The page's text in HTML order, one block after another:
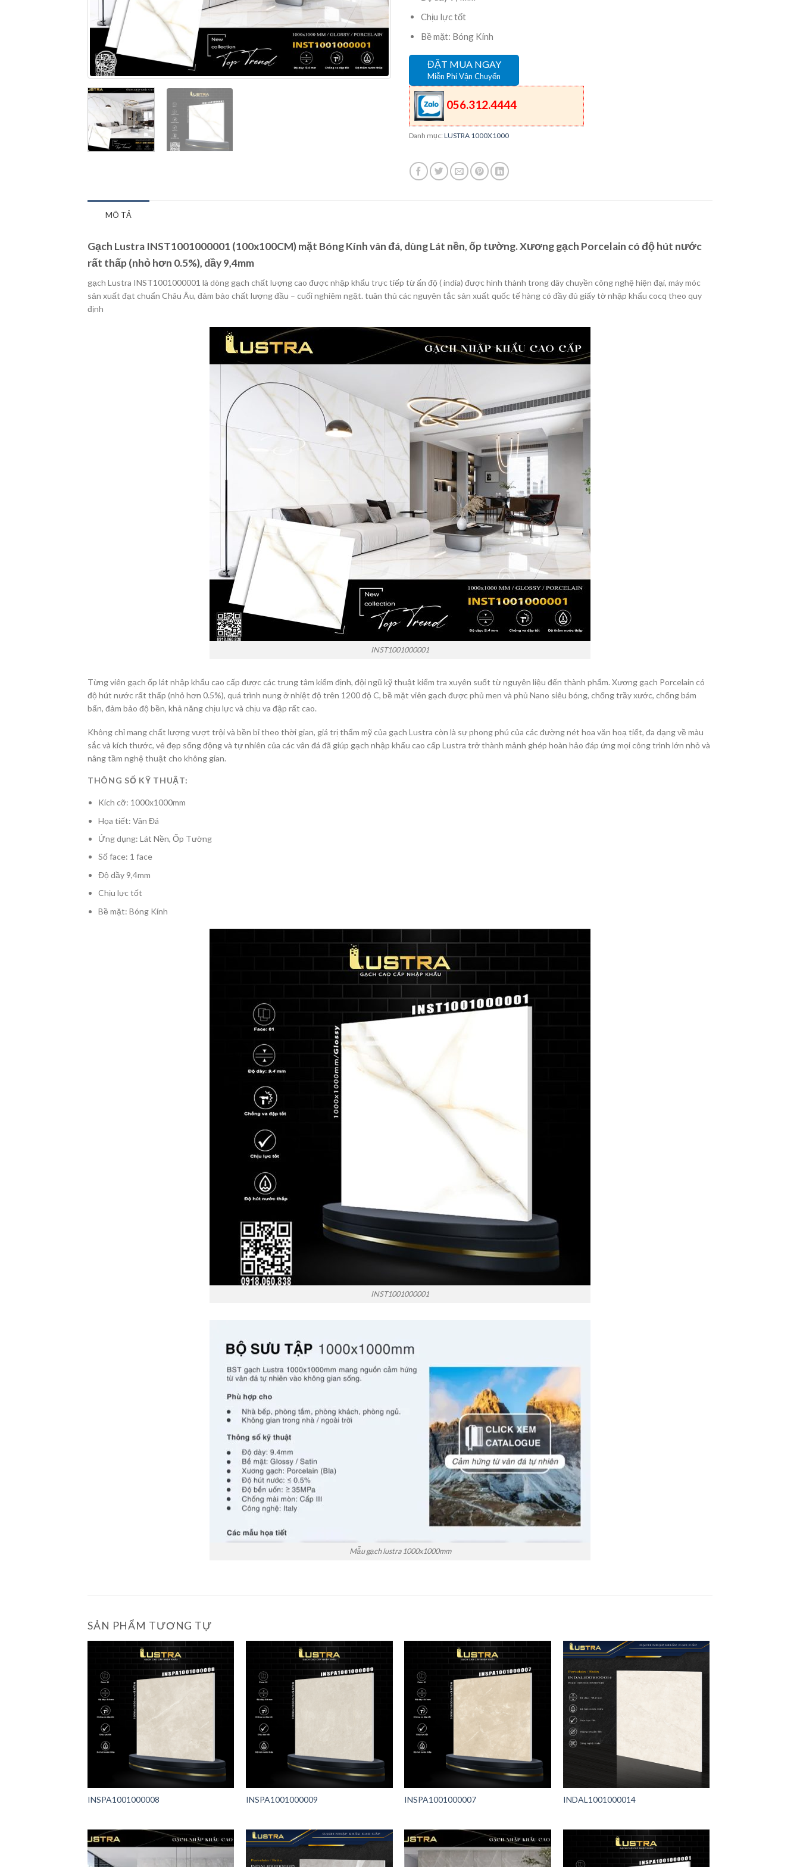
Chịu lực tốt
Bề mặt: Bóng Kính
ĐẶT MUA NGAY
Miễn Phí Vận Chuyển
056.312.4444
Danh mục: LUSTRA 1000X1000
MÔ TẢ
Gạch Lustra INST1001000001 (100x100CM) mặt Bóng Kính vân đá, dùng Lát nền, ốp tường. Xương gạch Porcelain có độ hút nước
rất thấp (nhỏ hơn 0.5%), dầy 9,4mm
gạch Lustra INST1001000001 là dòng gạch chất lượng cao được nhập khẩu trực tiếp từ ấn độ ( india) được hình thành trong dây chuyền công nghệ hiện đại, máy móc
sản xuất đạt chuẩn Châu Âu, đảm bảo chất lượng đầu – cuối nghiêm ngặt. tuân thủ các nguyên tắc sản xuất quốc tế hàng có đầy đủ giấy tờ nhập khẩu cocq theo quy
định
INST1001000001
Từng viên gạch ốp lát nhập khẩu cao cấp được các trung tâm kiểm định, đội ngũ kỹ thuật kiểm tra xuyên suốt từ nguyên liệu đến thành phẩm. Xương gạch Porcelain có
độ hút nước rất thấp (nhỏ hơn 0.5%), quá trình nung ở nhiệt độ trên 1200 độ C, bề mặt viên gạch được phủ men và phủ Nano siêu bóng, chống trầy xước, chống bám
bẩn, đảm bảo độ bền, khả năng chịu lực và chịu va đập rất cao.
Không chỉ mang chất lượng vượt trội và bền bỉ theo thời gian, giá trị thẩm mỹ của gạch Lustra còn là sự phong phú của các đường nét hoa văn hoạ tiết, đa dạng về màu
sắc và kích thước, vẻ đẹp sống động và tự nhiên của các vân đá đã giúp gạch nhập khẩu cao cấp Lustra trở thành mảnh ghép hoàn hảo đáp ứng mọi công trình lớn nhỏ và
nâng tầm nghệ thuật cho không gian.
THÔNG SỐ KỸ THUẬT:
Kích cỡ: 1000x1000mm
Họa tiết: Vân Đá
Ứng dụng: Lát Nền, Ốp Tường
Số face: 1 face
Độ dầy 9,4mm
Chịu lực tốt
Bề mặt: Bóng Kính
INST1001000001
Mẫu gạch lustra 1000x1000mm
SẢN PHẨM TƯƠNG TỰ
INSPA1001000008 INSPA1001000009 INSPA1001000007 INDAL1001000014